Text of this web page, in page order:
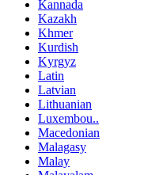
Kannada
Kazakh
Khmer
Kurdish
Kyrgyz
Latin
Latvian
Lithuanian
Luxembou..
Macedonian
Malagasy
Malay